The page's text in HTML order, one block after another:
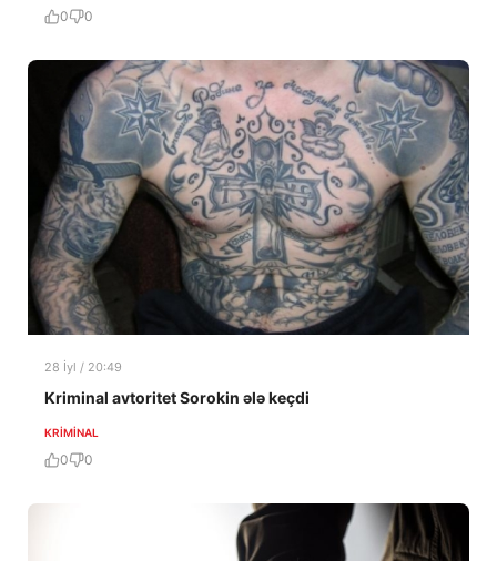
0 0
28 İyl / 20:49
Kriminal avtoritet Sorokin ələ keçdi
KRIMINAL
0 0